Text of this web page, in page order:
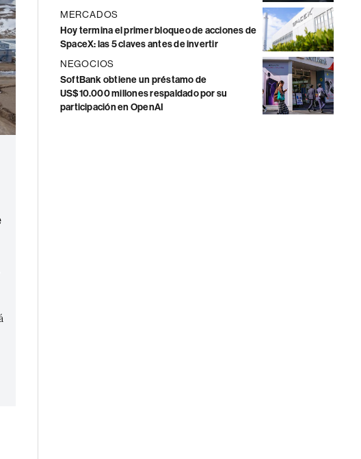
MERCADOS
Hoy termina el primer bloqueo de acciones de
SpaceX: las 5 claves antes de invertir
NEGOCIOS
SoftBank obtiene un préstamo de
US$10.000 millones respaldado por su
participación en OpenAI